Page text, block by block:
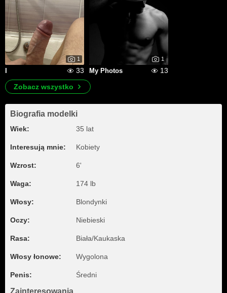
1
33
1
My Photos
13
Zobacz wszystko
Biografia modelki
Wiek: 35 lat
Interesują mnie: Kobiety
Wzrost: 6'
Waga: 174 lb
Włosy: Blondynki
Oczy: Niebieski
Rasa: Biała/Kaukaska
Włosy łonowe: Wygolona
Penis: Średni
Zainteresowania